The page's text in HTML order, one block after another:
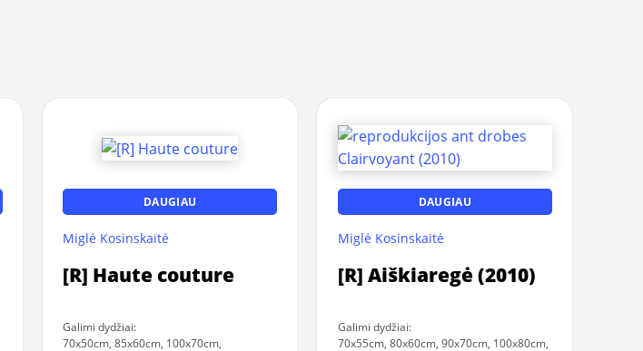
DAUGIAU
Miglė Kosinskaitė
[R] Haute couture
Galimi dydžiai:
70x50cm, 85x60cm, 100x70cm,
DAUGIAU
Miglė Kosinskaitė
[R] Aiškiaregė (2010)
Galimi dydžiai:
70x55cm, 80x60cm, 90x70cm, 100x80cm,